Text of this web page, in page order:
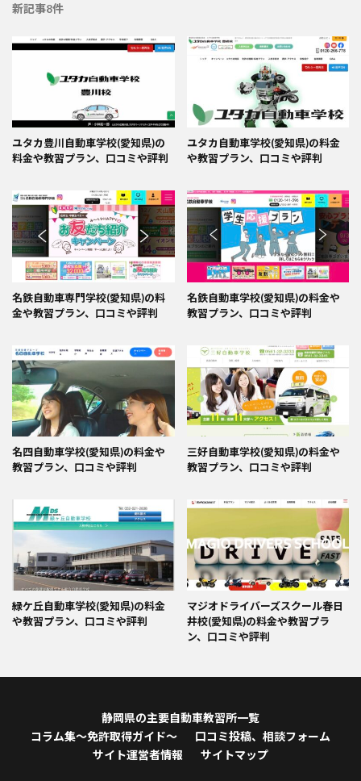
新記事8件
ユタカ豊川自動車学校(愛知県)の
料金や教習プラン、口コミや評判
ユタカ自動車学校(愛知県)の料金
や教習プラン、口コミや評判
名鉄自動車専門学校(愛知県)の料
金や教習プラン、口コミや評判
名鉄自動車学校(愛知県)の料金や
教習プラン、口コミや評判
名四自動車学校(愛知県)の料金や
教習プラン、口コミや評判
三好自動車学校(愛知県)の料金や
教習プラン、口コミや評判
緑ケ丘自動車学校(愛知県)の料金
や教習プラン、口コミや評判
マジオドライバーズスクール春日
井校(愛知県)の料金や教習プラ
ン、口コミや評判
静岡県の主要自動車教習所一覧
コラム集～免許取得ガイド～
口コミ投稿、相談フォーム
サイト運営者情報
サイトマップ